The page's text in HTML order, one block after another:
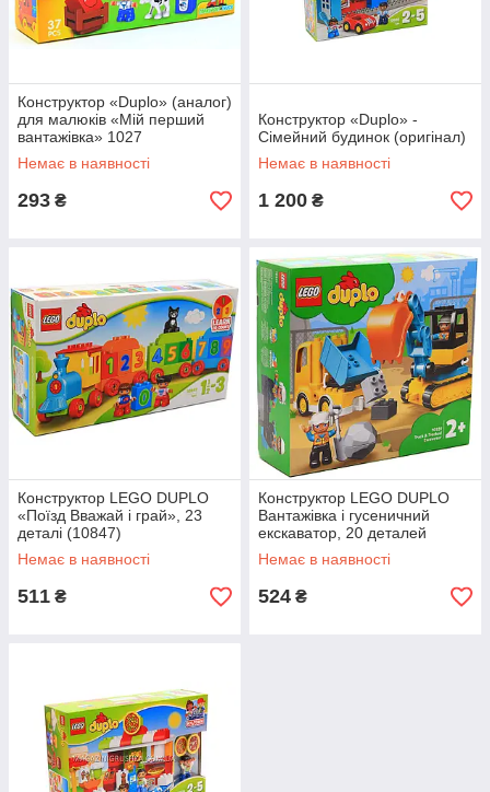
Конструктор «Duplo» (аналог)
для малюків «Мій перший
вантажівка» 1027
Немає в наявності
293 ₴
Конструктор «Duplo» -
Сімейний будинок (оригінал)
Немає в наявності
1 200 ₴
Конструктор LEGO DUPLO
«Поїзд Вважай і грай», 23
деталі (10847)
Немає в наявності
511 ₴
Конструктор LEGO DUPLO
Вантажівка і гусеничний
екскаватор, 20 деталей
(10931)
Немає в наявності
524 ₴